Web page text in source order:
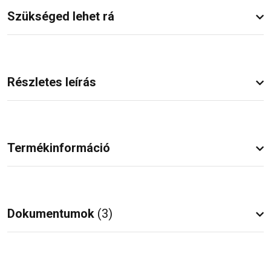
Szükséged lehet rá
Részletes leírás
Termékinformáció
Dokumentumok (3)